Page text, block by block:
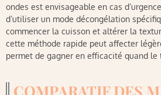
ondes est envisageable en cas
d’utiliser un mode décongélation
commencer la cuisson et altérer la
cette méthode rapide peut affecter
permet de gagner en efficacité quand le
COMPARATIF DES